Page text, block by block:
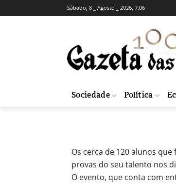
Sábado, 8 _ Agosto _ 2026, 7:06
Sociedade Política
Jovens
Juventude
Redação 29 de Junho, 2012
Os cerca de 120 alunos
provas do seu talento nos
O evento, que conta com